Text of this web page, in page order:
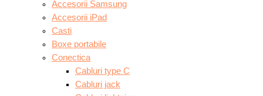
Accesorii Samsung
Accesorii iPad
Casti
Boxe portabile
Conectica
Cabluri type C
Cabluri jack